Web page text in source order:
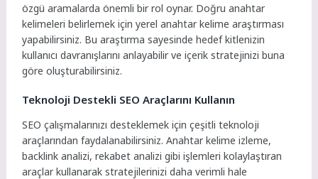
özgü aramalarda önemli bir rol oynar. Doğru anahtar
kelimeleri belirlemek için yerel anahtar kelime araştırması
yapabilirsiniz. Bu araştırma sayesinde hedef kitlenizin
kullanıcı davranışlarını anlayabilir ve içerik stratejinizi buna
göre oluşturabilirsiniz.
Teknoloji Destekli SEO Araçlarını Kullanın
SEO çalışmalarınızı desteklemek için çeşitli teknoloji
araçlarından faydalanabilirsiniz. Anahtar kelime izleme,
backlink analizi, rekabet analizi gibi işlemleri kolaylaştıran
araçlar kullanarak stratejilerinizi daha verimli hale